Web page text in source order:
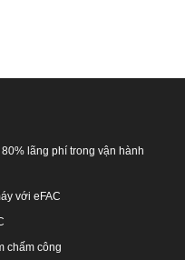
lãng phí trong vận hành
với eFAC
chấm công